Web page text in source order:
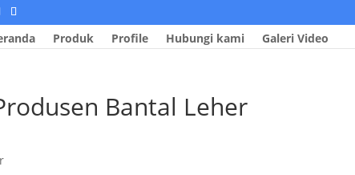
Produk Profile Hubungi kami Galeri Video
Bantal Leher